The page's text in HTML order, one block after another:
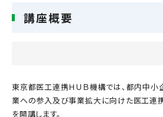
講座概要
東京都医工連携ＨＵＢ機構では、都内中小
業への参入及び事業拡大に向けた医工連
を開講します。